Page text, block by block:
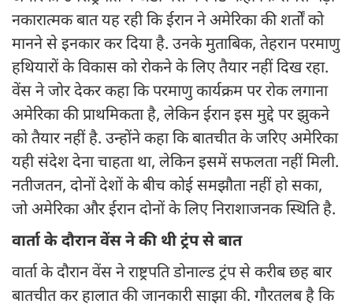
नकारात्मक बात यह रही कि ईरान ने अमेरिका की शर्तों को
मानने से इनकार कर दिया है. उनके मुताबिक, तेहरान परमाणु
हथियारों के विकास को रोकने के लिए तैयार नहीं दिख रहा.
वेंस ने जोर देकर कहा कि परमाणु कार्यक्रम पर रोक लगाना
अमेरिका की प्राथमिकता है, लेकिन ईरान इस मुद्दे पर झुकने
को तैयार नहीं है. उन्होंने कहा कि बातचीत के जरिए अमेरिका
यही संदेश देना चाहता था, लेकिन इसमें सफलता नहीं मिली.
नतीजतन, दोनों देशों के बीच कोई समझौता नहीं हो सका,
जो अमेरिका और ईरान दोनों के लिए निराशाजनक स्थिति है.
वार्ता के दौरान वेंस ने की थी ट्रंप से बात
वार्ता के दौरान वेंस ने राष्ट्रपति डोनाल्ड ट्रंप से करीब छह बार
बातचीत कर हालात की जानकारी साझा की. गौरतलब है कि